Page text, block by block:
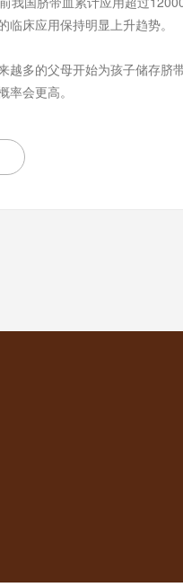
床应用保持明显上升趋势。
多的父母开始为孩子储存脐
会更高。